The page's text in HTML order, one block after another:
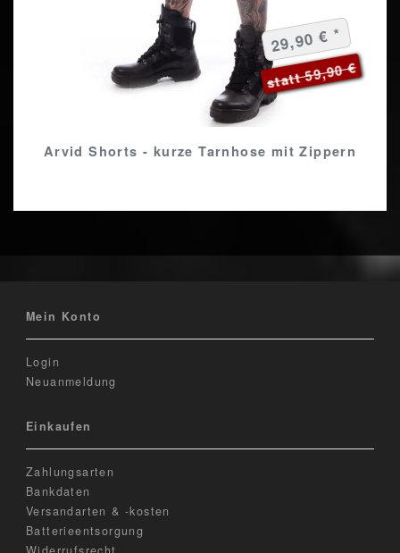
Arvid Shorts - kurze Tarnhose mit Zippern
statt 59,90 €
29,90 € *
Mein Konto
Login
Neuanmeldung
Einkaufen
Zahlungsarten
Bankdaten
Versandarten & -kosten
Batterieentsorgung